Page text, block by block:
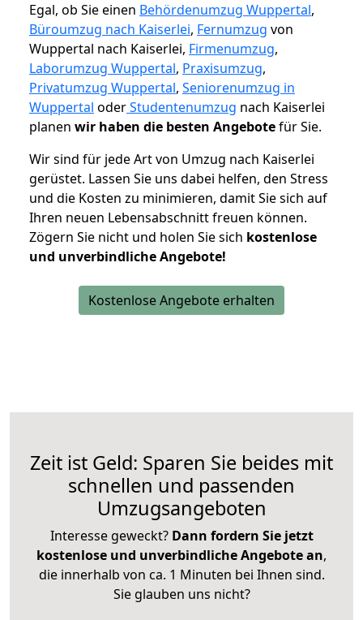
Egal, ob Sie einen Behördenumzug Wuppertal,
Büroumzug nach Kaiserlei, Fernumzug von
Wuppertal nach Kaiserlei, Firmenumzug,
Laborumzug Wuppertal, Praxisumzug,
Privatumzug Wuppertal, Seniorenumzug in
Wuppertal oderStudentenumzug nach Kaiserlei
planen wir haben die besten Angebotefür Sie.
Wir sind für jede Art von Umzug nach Kaiserlei
gerüstet. Lassen Sie uns dabei helfen, den Stress
und die Kosten zu minimieren, damit Sie sich auf
Ihren neuen Lebensabschnitt freuen können.
Zögern Sie nicht und holen Sie sich kostenlose
und unverbindliche Angebote!
Kostenlose Angebote erhalten
Zeit ist Geld: Sparen Sie beides mit
schnellen und passenden
Umzugsangeboten
Interesse geweckt? Dann fordern Sie jetzt
kostenlose und unverbindliche Angebote an,
die innerhalb von ca. 1 Minuten bei Ihnen sind.
Sie glauben uns nicht?